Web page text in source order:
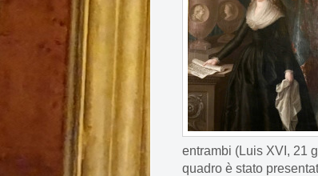
entrambi (Luis XVI, 21
quadro è stato